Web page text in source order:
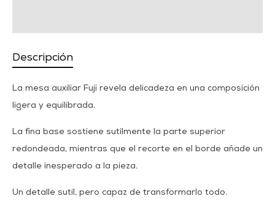
Descripción
La mesa auxiliar Fuji revela delicadeza en una composición
ligera y equilibrada.
La fina base sostiene sutilmente la parte superior
redondeada, mientras que el recorte en el borde añade un
detalle inesperado a la pieza.
Un detalle sutil, pero capaz de transformarlo todo.